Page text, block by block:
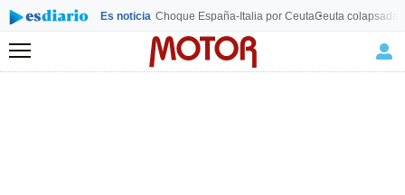
Es noticia Choque España-Italia por CeutaCeuta colapsada
Menú